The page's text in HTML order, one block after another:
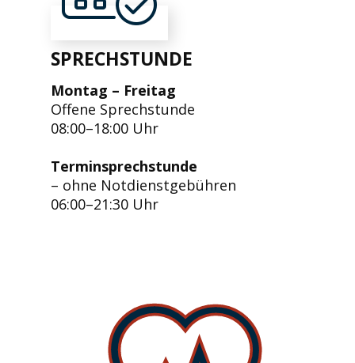
SPRECHSTUNDE
Montag – Freitag
Offene Sprechstunde
08:00–18:00 Uhr
Terminsprechstunde
– ohne Notdienstgebühren
06:00–21:30 Uhr